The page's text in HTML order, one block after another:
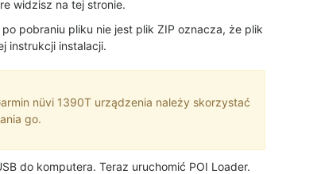
widzisz na tej stronie.
pobraniu pliku nie jest plik ZIP oznacza, że plik
instrukcji instalacji.
nüvi 1390T urządzenia należy skorzystać
go.
do komputera. Teraz uruchomić POI Loader.